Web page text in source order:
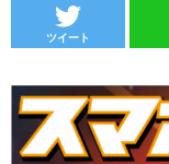
ツイート